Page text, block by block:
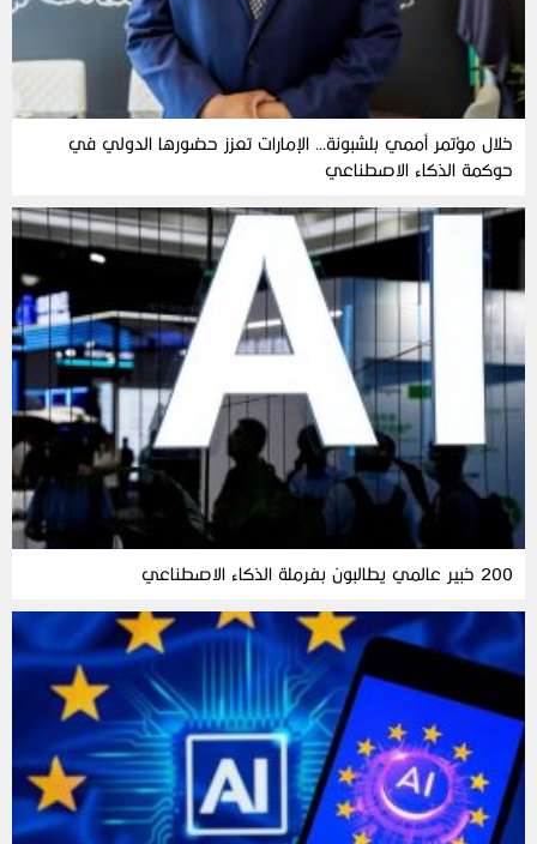
خلال مؤتمر أممي بلشبونة… الإمارات تعزز حضورها الدولي في
حوكمة الذكاء الاصطناعي
200 خبير عالمي يطالبون بفرملة الذكاء الاصطناعي